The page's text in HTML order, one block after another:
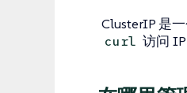
ClusterIP 是
curl 访问